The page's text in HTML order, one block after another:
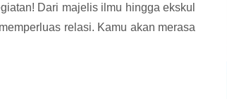
Dari majelis ilmu hingga ekskul
relasi. Kamu akan merasa